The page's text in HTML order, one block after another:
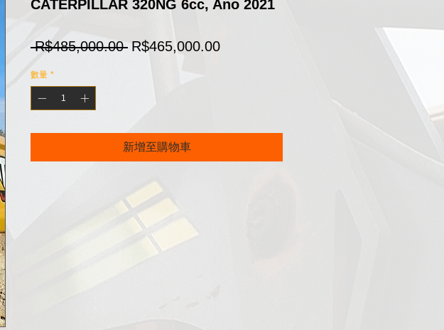
CATERPILLAR 320NG 6cc, Ano 2021
R$485,000.00 一
R$465,000.00促
數量 *
新增至購物車